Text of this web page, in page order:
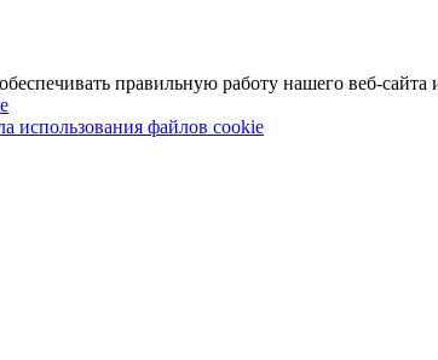
правильную работу нашего веб-сайта
использования файлов cookie